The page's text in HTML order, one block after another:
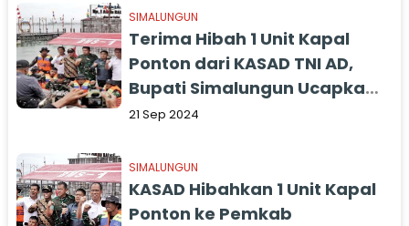
SIMALUNGUN
Terima Hibah 1 Unit Kapal
Ponton dari KASAD TNI AD,
Bupati Simalungun Ucapkan
Terimakasih
21 Sep 2024
SIMALUNGUN
KASAD Hibahkan 1 Unit Kapal
Ponton ke Pemkab